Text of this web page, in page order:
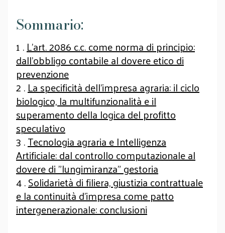
Sommario:
1 .L’art. 2086 c.c. come norma di principio:
dall’obbligo contabile al dovere etico di
prevenzione
2 .La specificità dell’impresa agraria: il ciclo
biologico, la multifunzionalità e il
superamento della logica del profitto
speculativo
3 .Tecnologia agraria e Intelligenza
Artificiale: dal controllo computazionale al
dovere di "lungimiranza" gestoria
4 .Solidarietà di filiera, giustizia contrattuale
e la continuità d’impresa come patto
intergenerazionale: conclusioni